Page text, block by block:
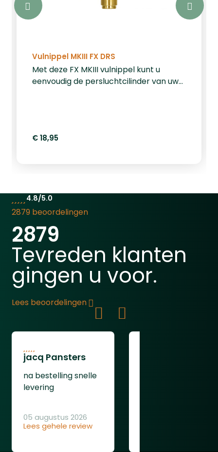
Vulnippel MKIII FX DRS
Met deze FX MKIII vulnippel kunt u
eenvoudig de persluchtcilinder van uw
DRS. Een praktische en betrouwbare
€ 18,95
4.8/5.0
2879 beoordelingen
2879
Tevreden klanten
gingen u voor.
Lees beoordelingen
jacq Pansters
na bestelling snelle
levering
Lees gehele review
05 augustus 2026